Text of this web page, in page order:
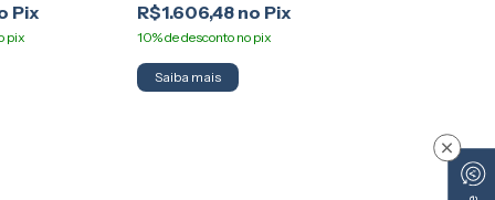
R$1.606,48
Saiba mais
×